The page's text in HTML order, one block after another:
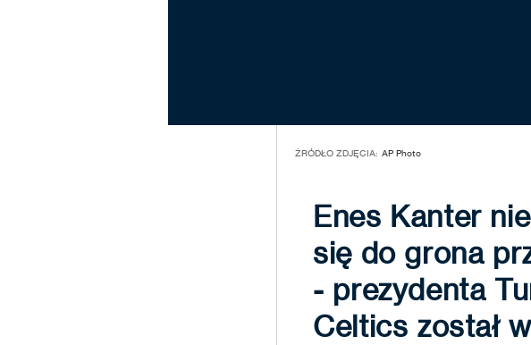
ŹRÓDŁO ZDJĘCIA: AP Photo
Enes Kanter
się do grona
- prezydenta
Celtics został